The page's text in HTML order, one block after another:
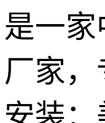
是一
厂家
统
气体终端
护理设备带
走廊扶手
手术室净化